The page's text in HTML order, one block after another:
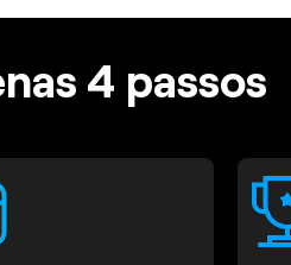
4 passos